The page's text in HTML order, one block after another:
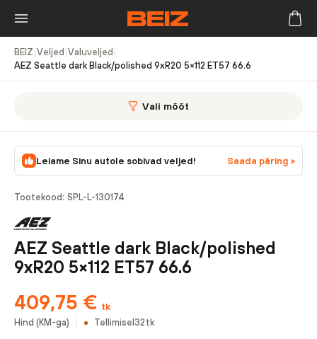
BEIZ Veljed Valuveljed
AEZ Seattle dark Black/polished 9xR20 5×112 ET57 66.6
Vali mõõt
Tootekood: SPL-L-130174
AEZ Seattle dark Black/polished
9xR20 5×112 ET57 66.6
409,75 € tk
Hind (KM-ga) Tellimisel 32 tk
Leiame Sinu autole sobivad veljed! Saada päring >